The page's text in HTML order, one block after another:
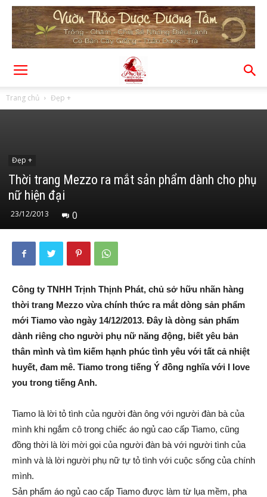
Trang chủ Đẹp +
Đẹp +
Thời trang Mezzo ra mắt sản phẩm dành cho phụ
nữ hiện đại
23/12/2013 0
Công ty TNHH Trịnh Thịnh Phát, chủ sở hữu nhãn hàng
thời trang Mezzo vừa chính thức ra mắt dòng sản phẩm
mới Tiamo vào ngày 14/12/2013. Đây là dòng sản phẩm
dành riêng cho người phụ nữ năng động, biết yêu bản
thân mình và tìm kiếm hạnh phúc tình yêu với tất cả nhiệt
huyết, đam mê. Tiamo trong tiếng Ý đồng nghĩa với I love
you trong tiếng Anh.
Tiamo là lời tỏ tình của người đàn ông với người đàn bà của
mình khi ngắm cô trong chiếc áo ngủ cao cấp Tiamo, cũng
đồng thời là lời mời gọi của người đàn bà với người tình của
mình và là lời người phụ nữ tự tỏ tình với cuộc sống của chính
mình.
Sản phẩm áo ngủ cao cấp Tiamo được làm từ lụa mềm, pha